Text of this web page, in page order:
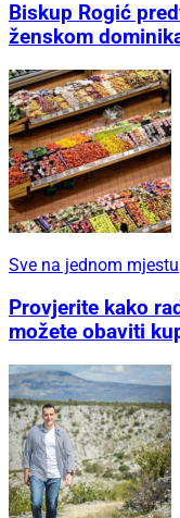
Biskup Rogić
ženskom
Sve na jednom mjestu
Provjerite kako
možete obaviti